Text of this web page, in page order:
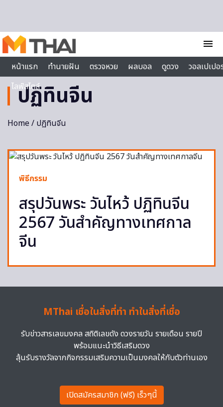
menu
หน้าแรก
ทำนายฝัน ตรวจหวย ผลบอล ดูดวง
วอลเปเป
ไลฟ์สไตล์
ปฏิทินจีน
Home/ ปฏิทินจีน
พิธีกรรม
สรุปวันพระ วันไหว้ ปฏิทินจีน
2567 วันสำคัญทางเทศกาล
จีน
MThai เชื่อในสิ่งที่ทำ ทำในสิ่งที่เชื่อ
รับข่าวสารเลขมงคล สถิติเลขดัง ดวงรายวัน รายเดือน รายปี
พร้อมแนะนำวิธีเสริมดวง
ลุ้นรับรางวัลจากกิจกรรมเสริมความเป็นมงคลให้กับตัวท่านเอง
เปิดสมัครสมาชิก (ฟรี) เร็วๆนี้